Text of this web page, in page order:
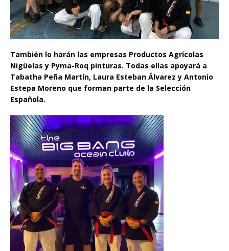
También lo harán las empresas Productos Agrícolas
Nigüelas y Pyma-Roq pinturas. Todas ellas apoyará a
Tabatha Peña Martín, Laura Esteban Álvarez y Antonio
Estepa Moreno que forman parte de la Selección
Española.